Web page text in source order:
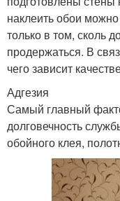
наклеить обои
только в том, сколь
продержаться. В
чего зависит
Адгезия
Самый главный
долговечность
обойного клея,